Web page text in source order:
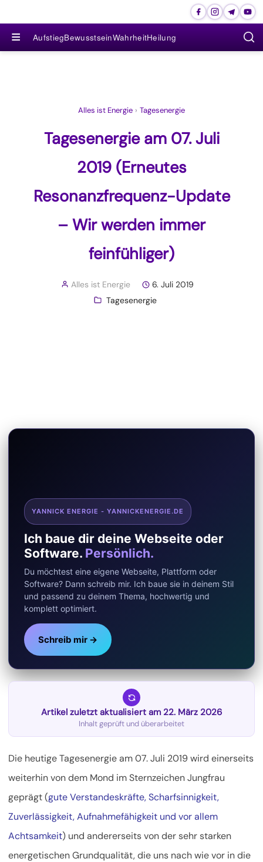
≡ AufstiegBewusstseinWahrheitHeilung
Alles ist Energie › Tagesenergie
Tagesenergie am 07. Juli
2019 (Erneutes
Resonanzfrequenz-Update
– Wir werden immer
feinfühliger)
Alles ist Energie
6. Juli 2019
Tagesenergie
YANNICK ENERGIE - YANNICKENERGIE.DE
Ich baue dir deine Webseite oder
Software. Persönlich.
Du möchtest eine eigene Webseite, Plattform oder
Software? Dann schreib mir. Ich baue sie in deinem Stil
und passend zu deinem Thema, hochwertig und
komplett optimiert.
Schreib mir →
Artikel zuletzt aktualisiert am 22. März 2026
Inhalt geprüft und überarbeitet
Die heutige Tagesenergie am 07. Juli 2019 wird einerseits
weiterhin von dem Mond im Sternzeichen Jungfrau
geprägt (gute Verstandeskräfte, Scharfsinnigkeit,
Zuverlässigkeit, Aufnahmefähigkeit und vor allem
Achtsamkeit) und andererseits von der sehr starken
energetischen Grundqualität, die uns nach wie vor in die